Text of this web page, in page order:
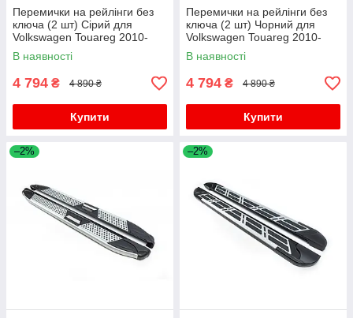
Перемички на рейлінги без
ключа (2 шт) Сірий для
Volkswagen Touareg 2010-
2018 рр
В наявності
4 794 ₴ 4 890 ₴
Купити
Перемички на рейлінги без
ключа (2 шт) Чорний для
Volkswagen Touareg 2010-
2018 рр
В наявності
4 794 ₴ 4 890 ₴
Купити
–2% –2%